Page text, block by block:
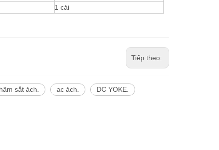
1 cái
Tiếp theo:
sắt ách. ac ách. DC YOKE.